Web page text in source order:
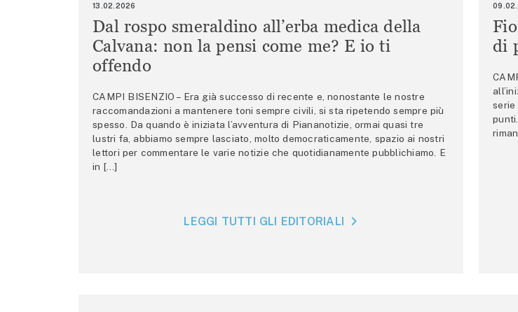
13.02.2026
Dal rospo smeraldino all’erba medica della
Calvana: non la pensi come me? E io ti
offendo
CAMPI BISENZIO – Era già successo di recente e, nonostante le nostre
raccomandazioni a mantenere toni sempre civili, si sta ripetendo sempre più
spesso. Da quando è iniziata l’avventura di Piananotizie, ormai quasi tre
lustri fa, abbiamo sempre lasciato, molto democraticamente, spazio ai nostri
lettori per commentare le varie notizie che quotidianamente pubblichiamo. E
in […]
LEGGI TUTTI GLI EDITORIALI
di
serie